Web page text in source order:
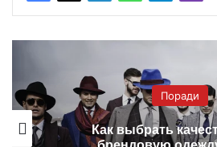
Поради
Как выбрать